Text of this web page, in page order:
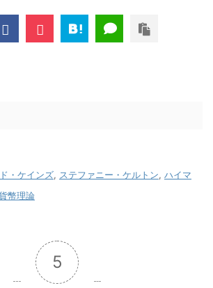
・ケインズ, ステファニー・ケルトン, ハイマ
幣理論
5